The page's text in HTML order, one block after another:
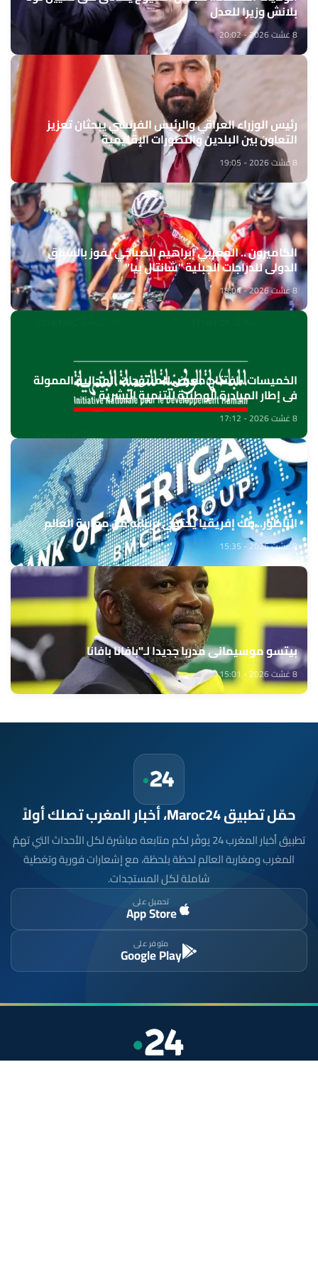
بلانش وزيرا للعدل
8 غشت 2026 - 20:02
رئيس الوزراء العراقي والرئيس الفرنسي يبحثان تعزيز
التعاون بين البلدين والتطورات الإقليمية
8 غشت 2026 - 19:05
الكاميرون .. المغربي إبراهيم الصباحي يفوز بالسباق
الدولي للدراجات الجبلية "شانتال بيا"
8 غشت 2026 - 18:04
الخميسات ..افتتاح معرض للمنتوجات المجالية الممولة
في إطار المبادرة الوطنية للتنمية البشرية
8 غشت 2026 - 17:12
الناظور.. بنك إفريقيا يحتفي بزبنائه من مغاربة العالم
8 غشت 2026 - 15:35
بيتسو موسيماني مدربا جديدا لـ"بافانا بافانا
8 غشت 2026 - 15:01
حمّل تطبيق Maroc24، أخبار المغرب تصلك أولاً
تطبيق أخبار المغرب 24 يوفّر لكم متابعة مباشرة لكل الأحداث التي تهمّ
المغرب ومغاربة العالم لحظة بلحظة، مع إشعارات فورية وتغطية
شاملة لكل المستجدات.
تحميل على
App Store
متوفر على
Google Play